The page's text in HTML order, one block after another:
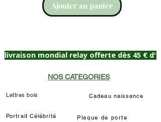
Ajouter au panier
livraison mondial relay offerte dès 45 €
NOS CATEGORIES
Lettres bois
Portrait Célébrité
Cadeau naissance
Plaque de porte